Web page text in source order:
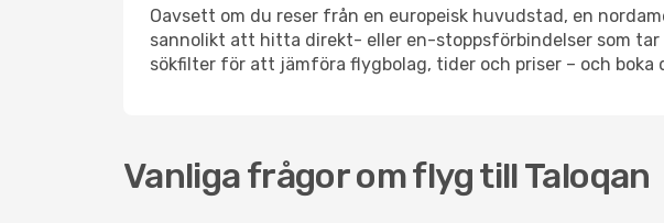
Oavsett om du reser från en europeisk huvudstad, en
sannolikt att hitta direkt- eller en-stoppsförbindelser som
sökfilter för att jämföra flygbolag, tider och priser – och boka
Vanliga frågor om flyg till Taloqan